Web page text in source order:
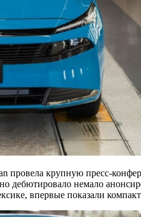
провела крупную пресс-
дебютировало немало
впервые показали